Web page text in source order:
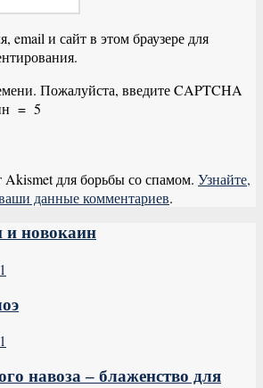
email и сайт в этом браузере для
Пожалуйста, введите CAPTCHA
= 5
Akismet для борьбы со спамом. Узнайте,
данные комментариев.
новокаин
1
1
навоза – блаженство для